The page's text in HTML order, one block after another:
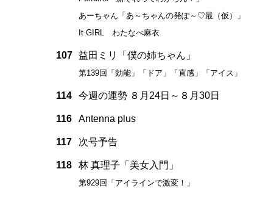
あーちゃん「あ～ちゃんの発ぽ～♡最（仮）」
It GIRL わたなべ麻衣
107 益田ミリ「僕の姉ちゃん」
第139回「効能」「ドア」「直感」「アイス」
114 今週の運勢 ８月24日～８月30日
116 Antenna plus
117 次号予告
118 林 真理子「美女入門」
第929回「アイラインで激変！」